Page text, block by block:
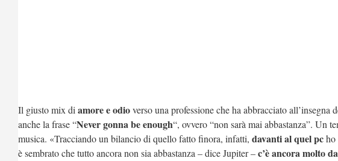
Il giusto mix di amore e odioverso una professione che ha abbracciato
anche la frase “Never gonna be enough“, ovvero “non sarà mai abbastanza”. Un
musica. «Tracciando un bilancio di quello fatto finora, infatti, davanti al quel pcho
è sembrato che tutto ancora non sia abbastanza – dice Jupiter –c’è ancora molto